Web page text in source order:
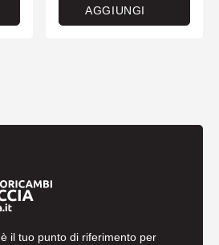
AGGIUNGI
è il tuo punto di riferimento per